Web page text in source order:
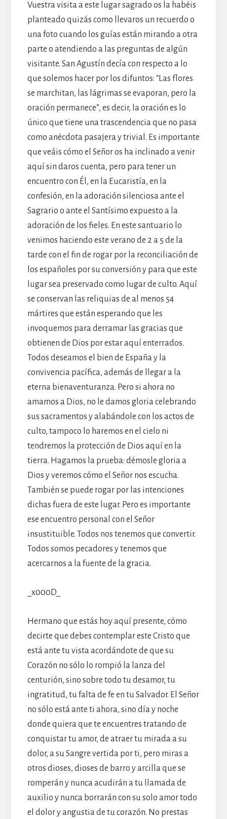
Vuestra visita a este lugar sagrado os la habéis
planteado quizás como llevaros un recuerdo o
una foto cuando los guías están mirando a otra
parte o atendiendo a las preguntas de algún
visitante. San Agustín decía con respecto a lo
que solemos hacer por los difuntos: “Las flores
se marchitan, las lágrimas se evaporan, pero la
oración permanece”, es decir, la oración es lo
único que tiene una trascendencia que no pasa
como anécdota pasajera y trivial. Es importante
que veáis cómo el Señor os ha inclinado a venir
aquí sin daros cuenta, pero para tener un
encuentro con Él, en la Eucaristía, en la
confesión, en la adoración silenciosa ante el
Sagrario o ante el Santísimo expuesto a la
adoración de los fieles. En este santuario lo
venimos haciendo este verano de 2 a 5 de la
tarde con el fin de rogar por la reconciliación de
los españoles por su conversión y para que este
lugar sea preservado como lugar de culto. Aquí
se conservan las reliquias de al menos 54
mártires que están esperando que les
invoquemos para derramar las gracias que
obtienen de Dios por estar aquí enterrados.
Todos deseamos el bien de España y la
convivencia pacífica, además de llegar a la
eterna bienaventuranza. Pero si ahora no
amamos a Dios, no le damos gloria celebrando
sus sacramentos y alabándole con los actos de
culto, tampoco lo haremos en el cielo ni
tendremos la protección de Dios aquí en la
tierra. Hagamos la prueba: démosle gloria a
Dios y veremos cómo el Señor nos escucha.
También se puede rogar por las intenciones
dichas fuera de este lugar. Pero es importante
ese encuentro personal con el Señor
insustituible. Todos nos tenemos que convertir.
Todos somos pecadores y tenemos que
acercarnos a la fuente de la gracia.
_x000D_
Hermano que estás hoy aquí presente, cómo
decirte que debes contemplar este Cristo que
está ante tu vista acordándote de que su
Corazón no sólo lo rompió la lanza del
centurión, sino sobre todo tu desamor, tu
ingratitud, tu falta de fe en tu Salvador. El Señor
no sólo está ante ti ahora, sino día y noche
donde quiera que te encuentres tratando de
conquistar tu amor, de atraer tu mirada a su
dolor, a su Sangre vertida por ti, pero miras a
otros dioses, dioses de barro y arcilla que se
romperán y nunca acudirán a tu llamada de
auxilio y nunca borrarán con su solo amor todo
el dolor y angustia de tu corazón. No prestas